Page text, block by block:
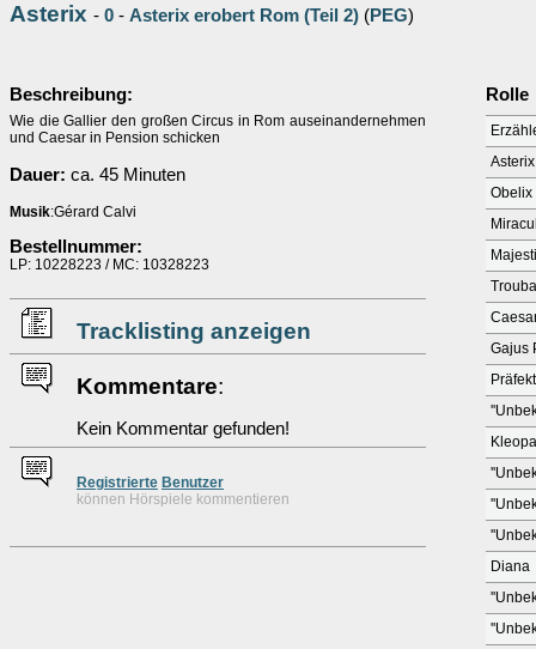
Asterix - 0 - Asterix erobert Rom (Teil 2) (PEG)
Beschreibung:
Wie die Gallier den großen Circus in Rom auseinandernehmen
und Caesar in Pension schicken
Dauer: ca. 45 Minuten
Musik:Gérard Calvi
Bestellnummer:
LP: 10228223 / MC: 10328223
Tracklisting anzeigen
Kommentare:
Kein Kommentar gefunden!
Registrierte Benutzer
können Hörspiele kommentieren
Rolle
Asterix
Obelix
Gajus
Präfekt
Diana